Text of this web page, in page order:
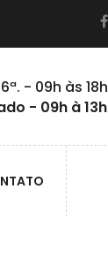
- 09h às 18h
- 09h à 13h